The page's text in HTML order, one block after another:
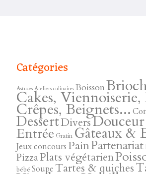
Catégories
Astuces Ateliers culinaires Boisson
Cakes,
Crêpes, Beignets...
DessertDivers
Entrée Gratin Gâteaux &
Jeux concoursPainPartenariat
PizzaPlats végétarien
bébé SoupeTartes & quiches